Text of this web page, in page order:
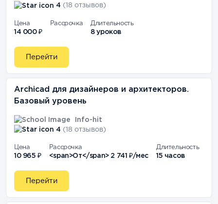
4 (18 отзывов)
Цена
14 000 ₽
Рассрочка Длительность
8 уроков
Перейти
Archicad для дизайнеров и архитекторов.
Базовый уровень
Info-hit
4 (18 отзывов)
Цена
10 965 ₽
Рассрочка
<span>От</span> 2 741 ₽/мес
Длительность
15 часов
Перейти